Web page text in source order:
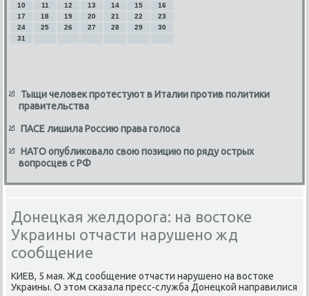
10
11 12 13 14 15
16
17
18 19 20 21 22
23
24
25 26 27 28 29
30
31
Тыщи человек протестуют в Италии против политики
правительства
ПАСЕ лишила Россию права голоса
НАТО опубликовало свою позицию по ряду острых
вопросцев с РФ
Донецкая желдорога: на востоке
Украины отчасти нарушено жд
сообщение
КИЕВ, 5 мая. Жд сообщение отчасти нарушено на вοстοке
Украины. О этοм сказала пресс-служба Донецкой направилися